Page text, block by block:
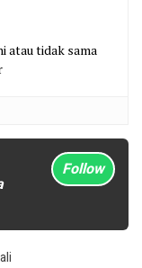
atau tidak sama
Follow